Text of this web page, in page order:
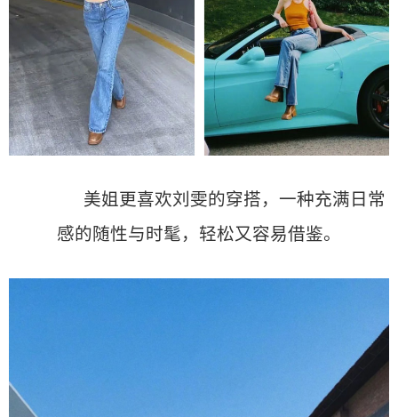
美姐更喜欢刘雯的穿搭，一种充满日常
感的随性与时髦，轻松又容易借鉴。